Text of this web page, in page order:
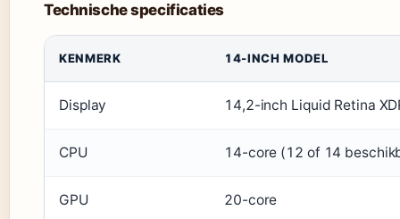
Technische specificaties
KENMERK 14-INCH MODEL
Display 14,2-inch Liquid Retina
CPU 14-core (12 of 14
GPU 20-core